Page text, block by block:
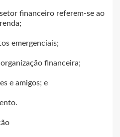
financeiro referem-se ao
emergenciais;
financeira;
e amigos; e